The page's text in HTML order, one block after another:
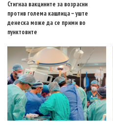
Стигнаа вакцините за возрасни
против голема кашлица – уште
денеска може да се прими во
пунктовите